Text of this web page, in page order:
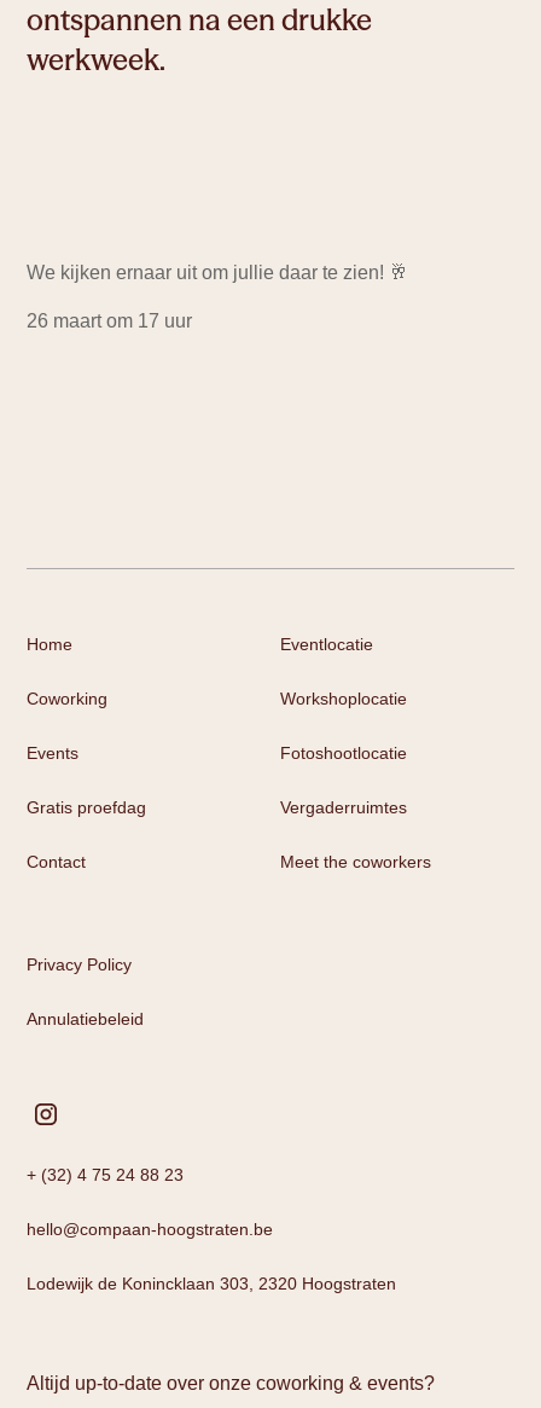
Ruimte om te leren
ontspannen na een drukke
werkweek.
We kijken ernaar uit om jullie daar te zien! 🥂
26 maart om 17 uur
Home
Coworking
Events
Gratis proefdag
Contact
Eventlocatie
Workshoplocatie
Fotoshootlocatie
Vergaderruimtes
Meet the coworkers
Privacy Policy
Annulatiebeleid
+ (32) 4 75 24 88 23
hello@compaan-hoogstraten.be
Lodewijk de Konincklaan 303, 2320 Hoogstraten
Altijd up-to-date over onze coworking & events?